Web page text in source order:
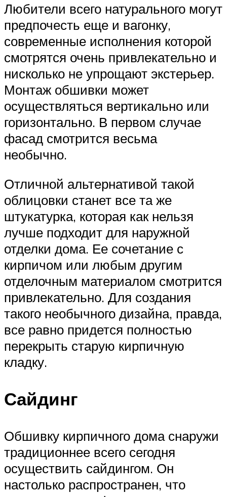
Любители всего натурального могут
предпочесть еще и вагонку,
современные исполнения которой
смотрятся очень привлекательно и
нисколько не упрощают экстерьер.
Монтаж обшивки может
осуществляться вертикально или
горизонтально. В первом случае
фасад смотрится весьма
необычно.
Отличной альтернативой такой
облицовки станет все та же
штукатурка, которая как нельзя
лучше подходит для наружной
отделки дома. Ее сочетание с
кирпичом или любым другим
отделочным материалом смотрится
привлекательно. Для создания
такого необычного дизайна, правда,
все равно придется полностью
перекрыть старую кирпичную
кладку.
Сайдинг
Обшивку кирпичного дома снаружи
традиционнее всего сегодня
осуществить сайдингом. Он
настолько распространен, что